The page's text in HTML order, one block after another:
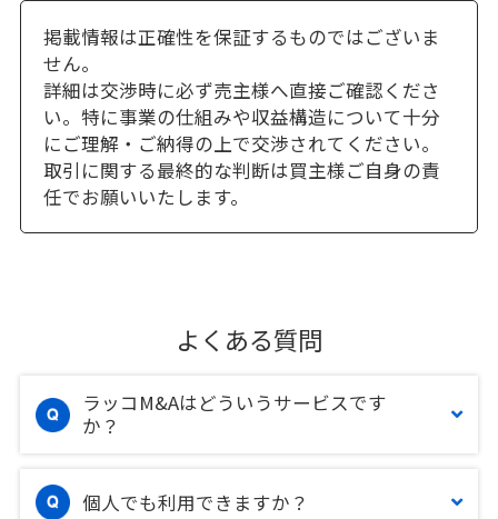
掲載情報は正確性を保証するものではございま
せん。
詳細は交渉時に必ず売主様へ直接ご確認くださ
い。特に事業の仕組みや収益構造について十分
にご理解・ご納得の上で交渉されてください。
取引に関する最終的な判断は買主様ご自身の責
任でお願いいたします。
よくある質問
ラッコM&Aはどういうサービスです
か？
個人でも利用できますか？